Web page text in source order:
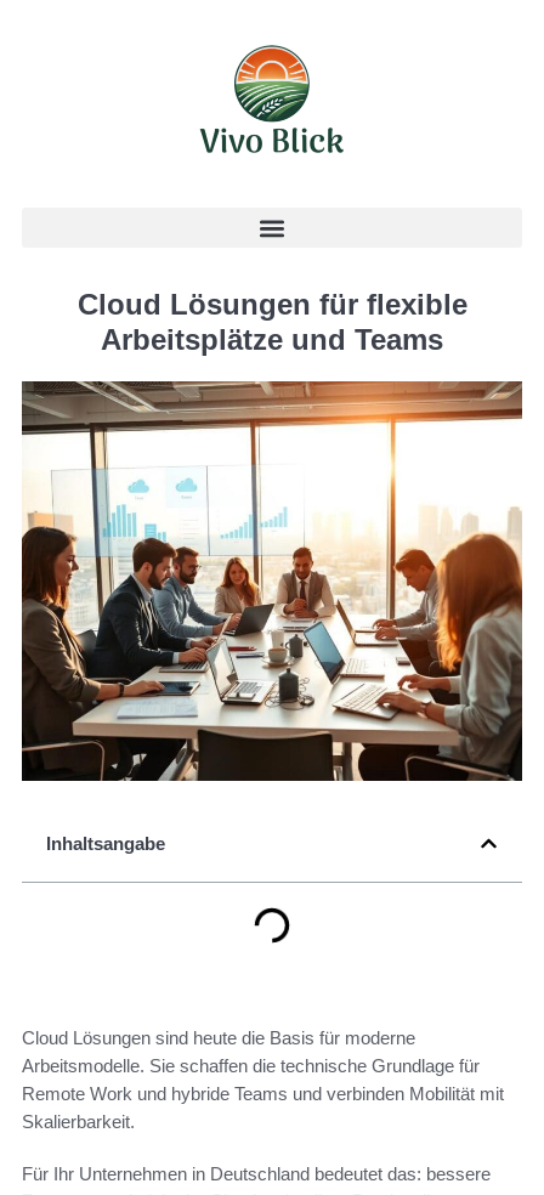
Cloud Lösungen für flexible
Arbeitsplätze und Teams
Inhaltsangabe
Cloud Lösungen sind heute die Basis für moderne
Arbeitsmodelle. Sie schaffen die technische Grundlage für
Remote Work und hybride Teams und verbinden Mobilität mit
Skalierbarkeit.
Für Ihr Unternehmen in Deutschland bedeutet das: bessere